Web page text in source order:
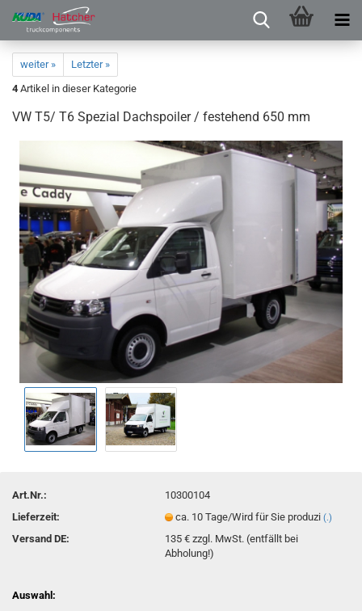
weiter »
Letzter »
4 Artikel in dieser Kategorie
VW T5/ T6 Spezial Dachspoiler / festehend 650 mm
Art.Nr.:
10300104
Lieferzeit:
ca. 10 Tage/Wird für Sie produzi(.)
Versand DE:
135 € zzgl. MwSt. (entfällt bei
Abholung!)
Auswahl: